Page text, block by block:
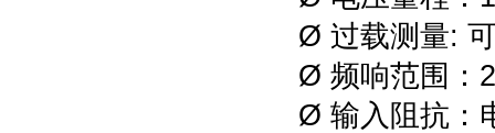
Ø 过载测量:
Ø 频响范围：
Ø 输入阻抗：